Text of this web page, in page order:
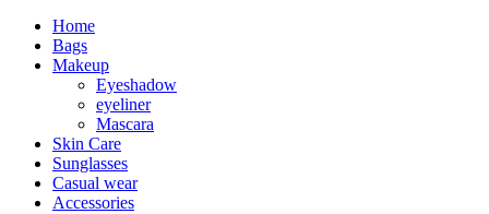
Home
Bags
Makeup
Eyeshadow
eyeliner
Mascara
Skin Care
Sunglasses
Casual wear
Accessories